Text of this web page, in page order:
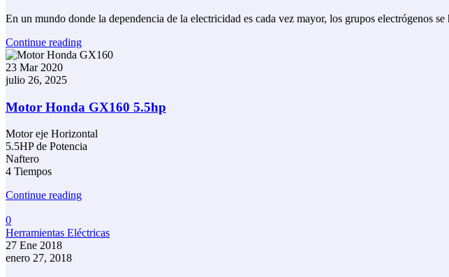
En un mundo donde la dependencia de la electricidad es cada vez mayor, los grupos electrógenos
Continue reading
23 Mar 2020
julio 26, 2025
Motor Honda GX160 5.5hp
Motor eje Horizontal
5.5HP de Potencia
Naftero
4 Tiempos
Continue reading
0
Herramientas Eléctricas
27 Ene 2018
enero 27, 2018